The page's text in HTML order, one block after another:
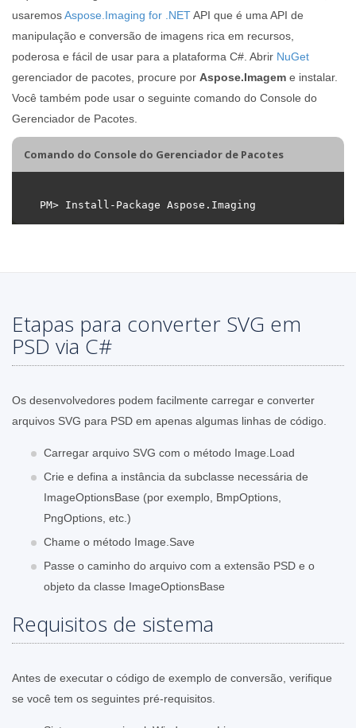
usaremosAspose.Imaging for .NETAPI que é uma API de
manipulação e conversão de imagens rica em recursos,
poderosa e fácil de usar para a plataforma C#. Abrir NuGet
gerenciador de pacotes, procure por Aspose.Imagem e instalar.
Você também pode usar o seguinte comando do Console do
Gerenciador de Pacotes.
Comando do Console do Gerenciador de Pacotes
Etapas para converter SVG em
PSD via C#
Os desenvolvedores podem facilmente carregar e converter
arquivos SVG para PSD em apenas algumas linhas de código.
Carregar arquivo SVG com o método Image.Load
Crie e defina a instância da subclasse necessária de
ImageOptionsBase (por exemplo, BmpOptions,
PngOptions, etc.)
Chame o método Image.Save
Passe o caminho do arquivo com a extensão PSD e o
objeto da classe ImageOptionsBase
Requisitos de sistema
Antes de executar o código de exemplo de conversão, verifique
se você tem os seguintes pré-requisitos.